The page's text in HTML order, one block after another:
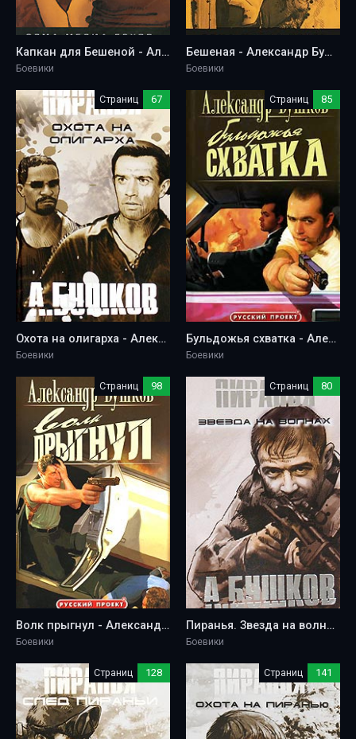
Капкан для Бешеной - Александр Бушков
Боевики
Бешеная - Александр Бушков
Боевики
Страниц 67
Охота на олигарха - Александр Бушков
Боевики
Страниц 85
Бульдожья схватка - Александр Бушков
Боевики
Страниц 98
Волк прыгнул - Александр Бушков
Боевики
Страниц 80
Пиранья. Звезда на волнах - Александр Бушков
Боевики
Страниц 128 Страниц 141